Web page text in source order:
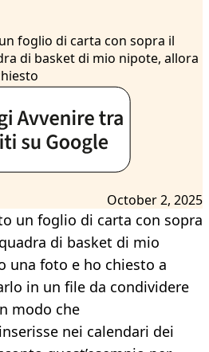
foglio di carta con sopra il
di basket di mio nipote, allora
October 2, 2025
un foglio di carta con sopra
di basket di mio
una foto e ho chiesto a
in un file da condividere
modo che
nei calendari dei